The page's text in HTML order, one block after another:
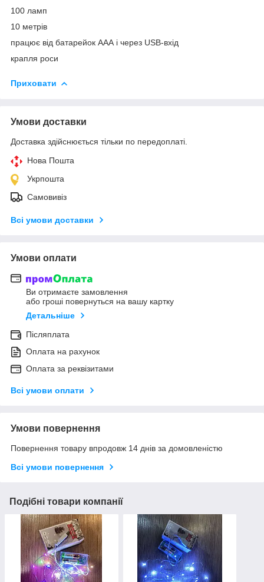
100 ламп
10 метрів
працює від батарейок ААА і через USB-вхід
крапля роси
Приховати
Умови доставки
Доставка здійснюється тільки по передоплаті.
Нова Пошта
Укрпошта
Самовивіз
Всі умови доставки
Умови оплати
Ви отримаєте замовлення
або гроші повернуться на вашу картку
Детальніше
Післяплата
Оплата на рахунок
Оплата за реквізитами
Всі умови оплати
Умови повернення
Повернення товару впродовж 14 днів за домовленістю
Всі умови повернення
Подібні товари компанії